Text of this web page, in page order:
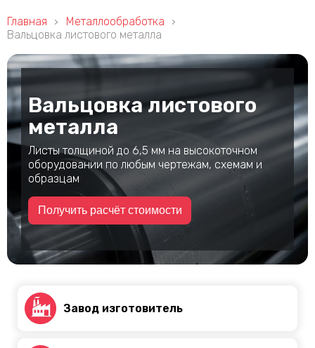
Главная
Металлообработка
Вальцовка листового металла
Вальцовка листового
металла
Листы толщиной до 6,5 мм на высокоточном
оборудовании по любым чертежам, схемам и
образцам
Получить расчёт стоимости
Завод изготовитель